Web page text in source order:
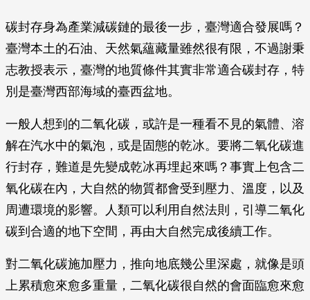
碳封存身為產業減碳鏈的最後一步，臺灣適合發展嗎？
臺灣本土的石油、天然氣蘊藏量雖然很有限，不過謝秉
志教授表示，臺灣的地質條件其實非常適合碳封存，特
別是臺灣西部海域的臺西盆地。
一般人想到的二氧化碳，或許是一種看不見的氣體、溶
解在汽水中的氣泡，或是固態的乾冰。要將二氧化碳進
行封存，難道是先變成乾冰再埋起來嗎？事實上包含二
氧化碳在內，大自然的物質都會受到壓力、溫度，以及
周遭環境的影響。人類可以利用自然法則，引導二氧化
碳到合適的地下空間，再由大自然完成後續工作。
對二氧化碳施加壓力，推向地底幾公里深處，就像是頭
上累積愈來愈多重量，二氧化碳很自然的會面臨愈來愈